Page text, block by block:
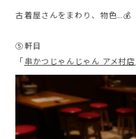
古着屋さんをまわり、物色…💰
⑤軒目
「 串かつじゃんじゃん アメ村店